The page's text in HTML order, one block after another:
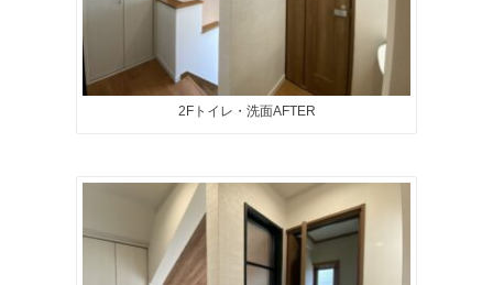
2Fトイレ・洗面AFTER